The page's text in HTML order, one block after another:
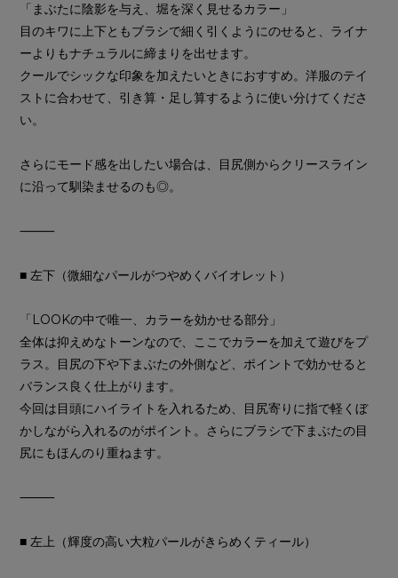
「まぶたに陰影を与え、堀を深く見せるカラー」
目のキワに上下ともブラシで細く引くようにのせると、ライナ
ーよりもナチュラルに締まりを出せます。
クールでシックな印象を加えたいときにおすすめ。洋服のテイ
ストに合わせて、引き算・足し算するように使い分けてくださ
い。
さらにモード感を出したい場合は、目尻側からクリースライン
に沿って馴染ませるのも◎。
⸻
■ 左下（微細なパールがつやめくバイオレット）
「LOOKの中で唯一、カラーを効かせる部分」
全体は抑えめなトーンなので、ここでカラーを加えて遊びをプ
ラス。目尻の下や下まぶたの外側など、ポイントで効かせると
バランス良く仕上がります。
今回は目頭にハイライトを入れるため、目尻寄りに指で軽くぼ
かしながら入れるのがポイント。さらにブラシで下まぶたの目
尻にもほんのり重ねます。
⸻
■ 左上（輝度の高い大粒パールがきらめくティール）